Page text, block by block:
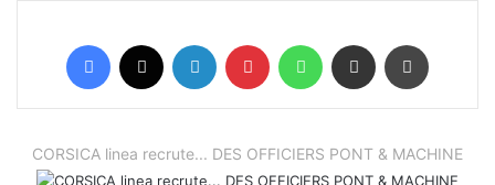
Facebook Linkedin Pinterest WhatsAppPartager par email
CORSICA linea recrute... DES OFFICIERS PONT & MACHINE